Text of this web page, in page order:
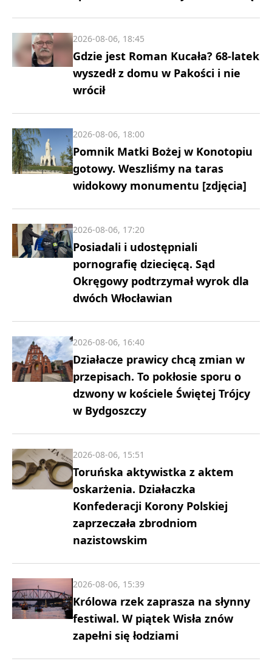
Gdzie jest Roman Kucała? 68-latek
wyszedł z domu w Pakości i nie
wrócił
2026-08-06, 18:45
Pomnik Matki Bożej w Konotopiu
gotowy. Weszliśmy na taras
widokowy monumentu [zdjęcia]
2026-08-06, 18:00
Posiadali i udostępniali
pornografię dziecięcą. Sąd
Okręgowy podtrzymał wyrok dla
dwóch Włocławian
2026-08-06, 17:20
Działacze prawicy chcą zmian w
przepisach. To pokłosie sporu o
dzwony w kościele Świętej Trójcy
w Bydgoszczy
2026-08-06, 16:40
Toruńska aktywistka z aktem
oskarżenia. Działaczka
Konfederacji Korony Polskiej
zaprzeczała zbrodniom
nazistowskim
2026-08-06, 15:51
Królowa rzek zaprasza na słynny
festiwal. W piątek Wisła znów
zapełni się łodziami
2026-08-06, 15:39